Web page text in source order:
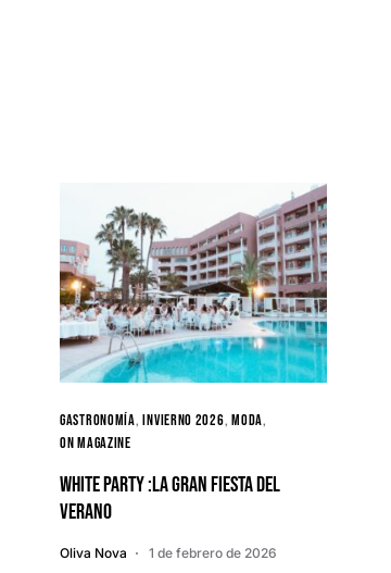
Gastronomía Invierno 2026 Moda
ON MAGAZINE
White Party :la gran fiesta del
verano
Oliva Nova 1 de febrero de 2026